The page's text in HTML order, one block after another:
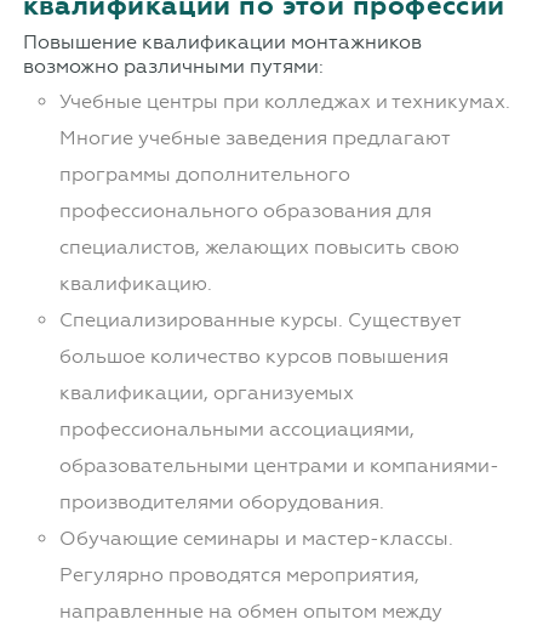
Повышение квалификации монтажников
возможно различными путями:
Учебные центры при колледжах и техникумах.
Многие учебные заведения предлагают
программы дополнительного
профессионального образования для
специалистов, желающих повысить свою
квалификацию.
Специализированные курсы. Существует
большое количество курсов повышения
квалификации, организуемых
профессиональными ассоциациями,
образовательными центрами и компаниями-
производителями оборудования.
Обучающие семинары и мастер-классы.
Регулярно проводятся мероприятия,
направленные на обмен опытом между